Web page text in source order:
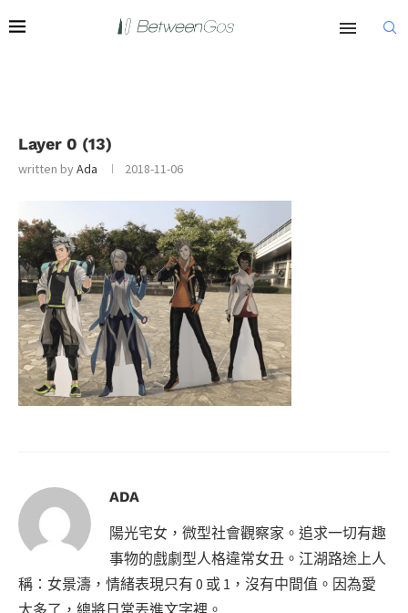
Layer 0 (13)
written byAda 2018-11-06
ADA
陽光宅女，微型社會觀察家。追求一切有趣
事物的戲劇型人格違常女丑。江湖路途上人
稱：女景濤，情緒表現只有 0 或 1，沒有中間值。因為愛
太多了，總將日常丟進文字裡。